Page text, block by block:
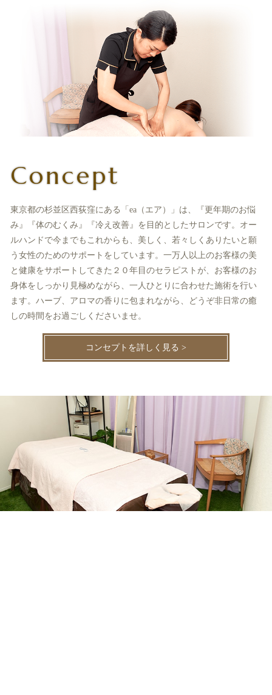
Concept
東京都の杉並区西荻窪にある「ea（エア）」は、『更年期のお悩
み』『体のむくみ』『冷え改善』を目的としたサロンです。オー
ルハンドで今までもこれからも、美しく、若々しくありたいと願
う女性のためのサポートをしています。一万人以上のお客様の美
と健康をサポートしてきた２０年目のセラピストが、お客様のお
身体をしっかり見極めながら、一人ひとりに合わせた施術を行い
ます。ハーブ、アロマの香りに包まれながら、どうぞ非日常の癒
しの時間をお過ごしくださいませ。
コンセプトを詳しく見る >